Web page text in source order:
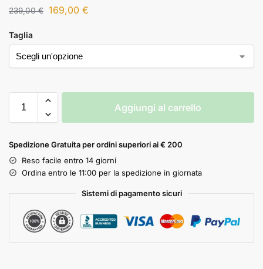
239,00€ 169,00 €
Taglia
Aggiungi al carrello
Spedizione Gratuita per ordini superiori ai € 200
Reso facile entro 14 giorni
Ordina entro le 11:00 per la spedizione in giornata
Sistemi di pagamento sicuri